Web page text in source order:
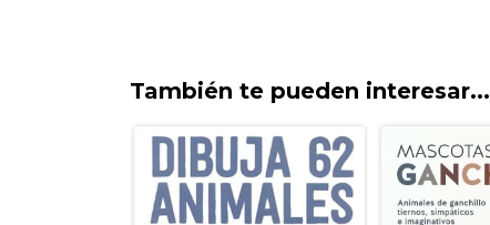
También te pueden interesar...